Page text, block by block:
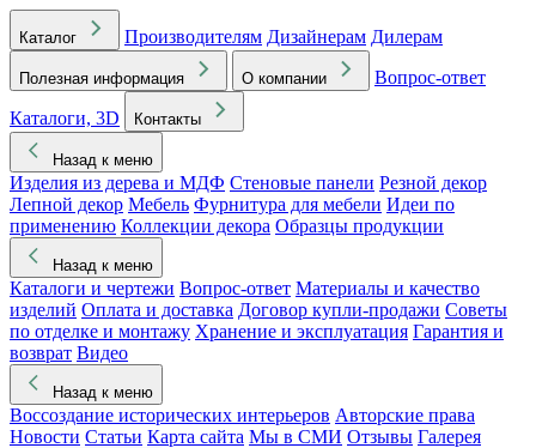
Каталог Производителям Дизайнерам Дилерам
Полезная информация О компании
Вопрос-ответ
Каталоги, 3D
Контакты
Назад к меню
Изделия из дерева и МДФ Стеновые панели Резной декор
Лепной декор Мебель Фурнитура для мебели Идеи по
применению Коллекции декора Образцы продукции
Назад к меню
Каталоги и чертежи Вопрос-ответ Материалы и качество
изделий Оплата и доставка Договор купли-продажи Советы
по отделке и монтажу Хранение и эксплуатация Гарантия и
возврат Видео
Назад к меню
Воссоздание исторических интерьеров Авторские права
Новости Статьи Карта сайта Мы в СМИ Отзывы Галерея